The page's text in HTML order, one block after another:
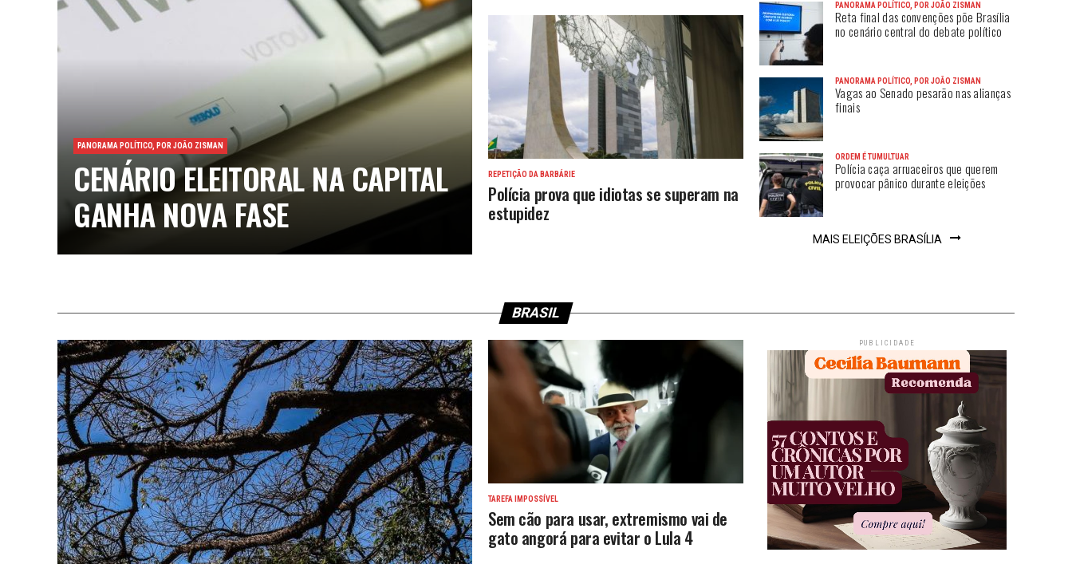
PANORAMA POLÍTICO, POR JOÃO ZISMAN
CENÁRIO ELEITORAL NA CAPITAL
GANHA NOVA FASE
REPETIÇÃO DA BARBÁRIE
Polícia prova que idiotas se superam na
estupidez
PANORAMA POLÍTICO, POR JOÃO ZISMAN
Reta final das convenções põe Brasília
no cenário central do debate político
PANORAMA POLÍTICO, POR JOÃO ZISMAN
Vagas ao Senado pesarão nas alianças
finais
ORDEM É TUMULTUAR
Polícia caça arruaceiros que querem
provocar pânico durante eleições
MAIS ELEIÇÕES BRASÍLIA
BRASIL
TAREFA IMPOSSÍVEL
Sem cão para usar, extremismo vai de
gato angorá para evitar o Lula 4
PUBLICIDADE